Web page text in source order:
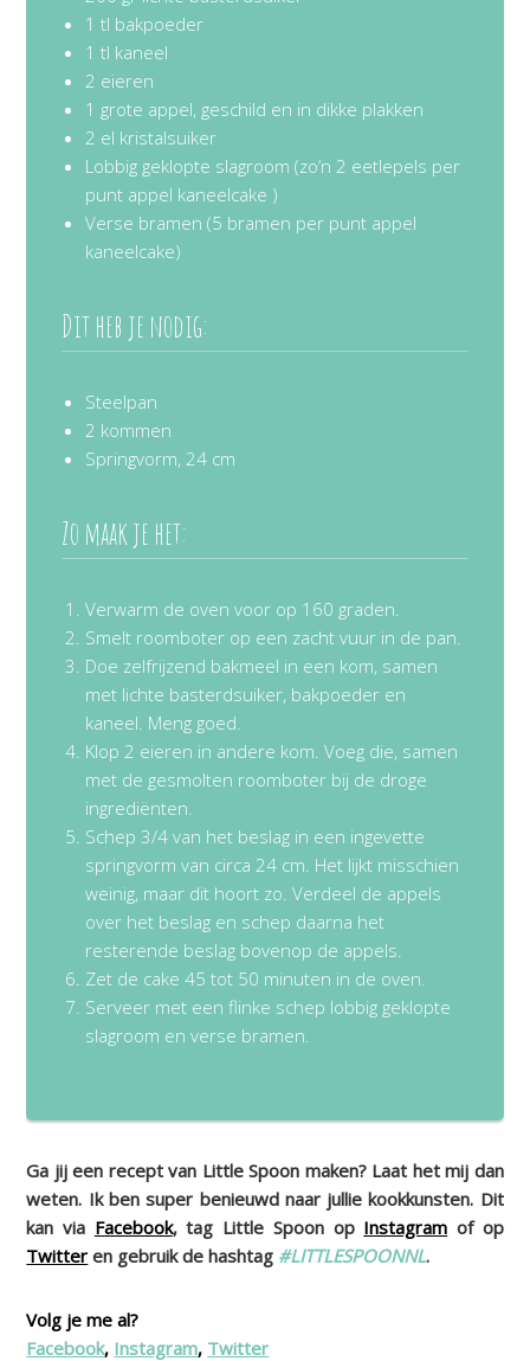
1 tl bakpoeder
1 tl kaneel
2 eieren
1 grote appel, geschild en in dikke plakken
2 el kristalsuiker
Lobbig geklopte slagroom (zo’n 2 eetlepels per
punt appel kaneelcake )
Verse bramen (5 bramen per punt appel
kaneelcake)
Dit heb je nodig:
Steelpan
2 kommen
Springvorm, 24 cm
Zo maak je het:
Verwarm de oven voor op 160 graden.
Smelt roomboter op een zacht vuur in de pan.
Doe zelfrijzend bakmeel in een kom, samen
met lichte basterdsuiker, bakpoeder en
kaneel. Meng goed.
Klop 2 eieren in andere kom. Voeg die, samen
met de gesmolten roomboter bij de droge
ingrediënten.
Schep 3/4 van het beslag in een ingevette
springvorm van circa 24 cm. Het lijkt misschien
weinig, maar dit hoort zo. Verdeel de appels
over het beslag en schep daarna het
resterende beslag bovenop de appels.
Zet de cake 45 tot 50 minuten in de oven.
Serveer met een flinke schep lobbig geklopte
slagroom en verse bramen.
Ga jij een recept van Little Spoon maken? Laat het mij dan
weten. Ik ben super benieuwd naar jullie kookkunsten. Dit
kan via Facebook, tag Little Spoon op Instagram of op
Twitter en gebruik de hashtag #LITTLESPOONNL.
Volg je me al?
Facebook, Instagram, Twitter